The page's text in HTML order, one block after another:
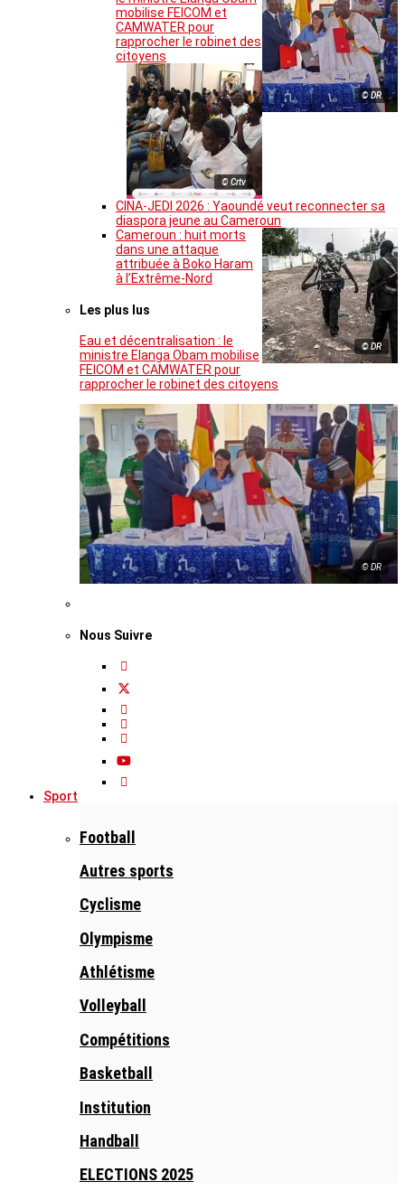
© DR
mobilise FEICOM et
CAMWATER pour
rapprocher le robinet des
citoyens
© Crtv
CINA-JEDI 2026 : Yaoundé veut reconnecter sa
diaspora jeune au Cameroun
© DR
Cameroun : huit morts
dans une attaque
attribuée à Boko Haram
à l’Extrême-Nord
Les plus lus
Eau et décentralisation : le
ministre Elanga Obam mobilise
FEICOM et CAMWATER pour
rapprocher le robinet des citoyens
© DR
Nous Suivre
Sport
Football
Autres sports
Cyclisme
Olympisme
Athlétisme
Volleyball
Compétitions
Basketball
Institution
Handball
ELECTIONS 2025